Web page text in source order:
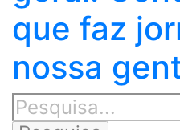
que faz
nossa